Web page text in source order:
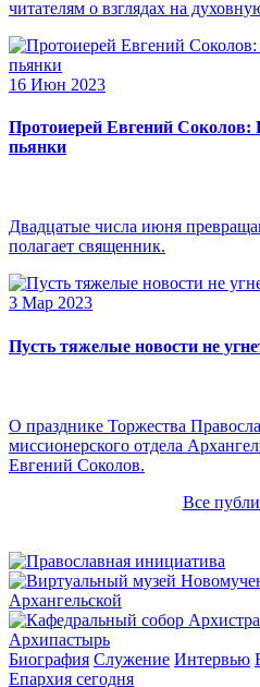
читателям о взглядах на
16 Июн 2023
Протоиерей Евгений
пьянки
Двадцатые числа июня
полагает священник.
3 Мар 2023
Пусть тяжелые новости не
О празднике Торжества
миссионерского отдела
Евгений Соколов.
Все
Архипастырь
Биография Служение Интервью
Епархия сегодня